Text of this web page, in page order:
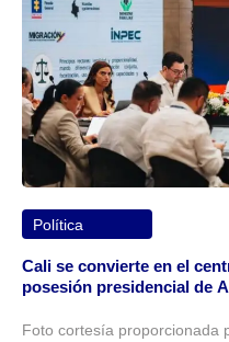
Política
Cali se convierte en el
posesión presidencial de
Foto cortesía proporcionada